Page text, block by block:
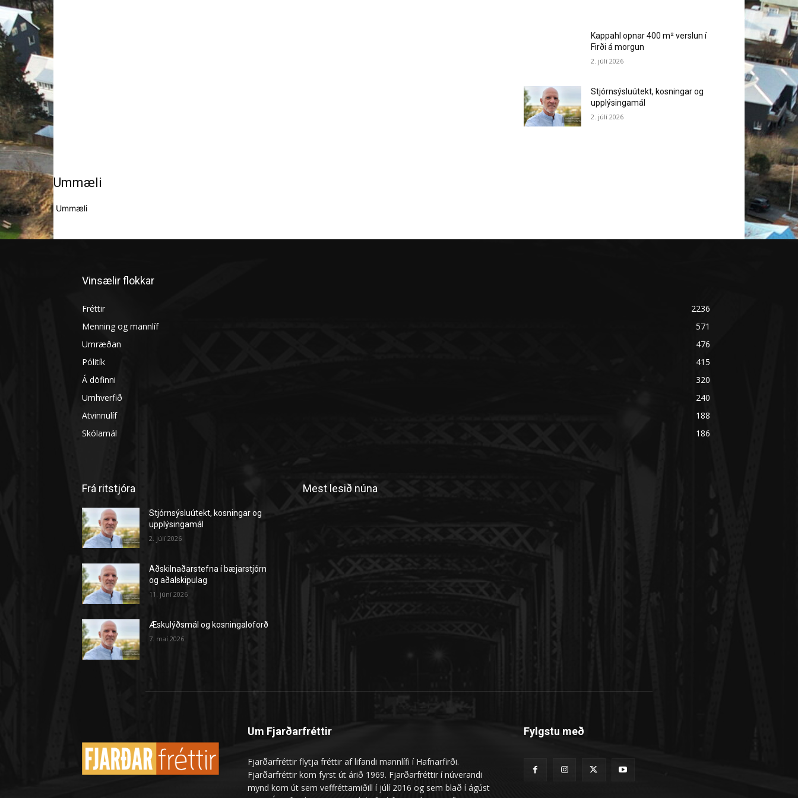
Kappahl opnar 400 m² verslun í
Firði á morgun
2. júlí 2026
Stjórnsýsluútekt, kosningar og
upplýsingamál
2. júlí 2026
Ummæli
Ummæli
Vinsælir flokkar
Fréttir
2236
Menning og mannlíf
571
Umræðan
476
Pólitík
415
Á döfinni
320
Umhverfið
240
Atvinnulíf
188
Skólamál
186
Frá ritstjóra
Stjórnsýsluútekt, kosningar og
upplýsingamál
2. júlí 2026
Aðskilnaðarstefna í bæjarstjórn
og aðalskipulag
11. júní 2026
Æskulýðsmál og kosningaloforð
7. maí 2026
Mest lesið núna
Um Fjarðarfréttir
Fjarðarfréttir flytja fréttir af lifandi mannlífi í Hafnarfirði.
Fjarðarfréttir kom fyrst út árið 1969. Fjarðarfréttir í núverandi
mynd kom út sem veffréttamiðill í júlí 2016 og sem blað í ágúst
Fylgstu með